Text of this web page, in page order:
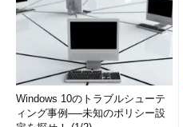
Windows 10のトラブルシューテ
ィング事例──未知のポリシー設